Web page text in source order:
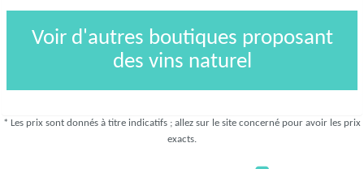
Voir d'autres boutiques proposant
des vins naturel
* Les prix sont donnés à titre indicatifs ; allez sur le site concerné pour avoir les prix
exacts.